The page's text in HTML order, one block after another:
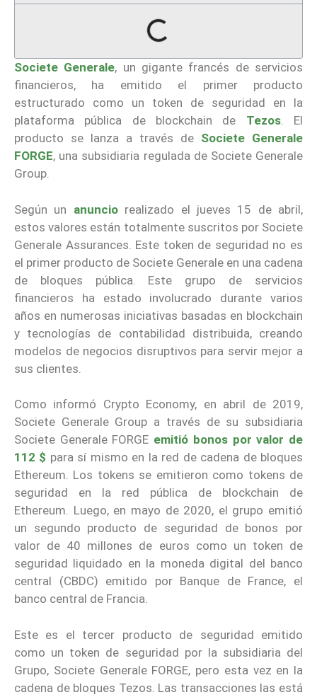
Societe Generale, un gigante francés de servicios
financieros, ha emitido el primer producto
estructurado como un token de seguridad en la
plataforma pública de blockchain de Tezos. El
producto se lanza a través de Societe Generale
FORGE, una subsidiaria regulada de Societe Generale
Group.
Según un anunciorealizado el jueves 15 de abril,
estos valores están totalmente suscritos por Societe
Generale Assurances. Este token de seguridad no es
el primer producto de Societe Generale en una cadena
de bloques pública. Este grupo de servicios
financieros ha estado involucrado durante varios
años en numerosas iniciativas basadas en blockchain
y tecnologías de contabilidad distribuida, creando
modelos de negocios disruptivos para servir mejor a
sus clientes.
Como informó Crypto Economy, en abril de 2019,
Societe Generale Group a través de su subsidiaria
Societe Generale FORGE emitió bonos por valor de
112 $ para sí mismo en la red de cadena de bloques
Ethereum. Los tokens se emitieron como tokens de
seguridad en la red pública de blockchain de
Ethereum. Luego, en mayo de 2020, el grupo emitió
un segundo producto de seguridad de bonos por
valor de 40 millones de euros como un token de
seguridad liquidado en la moneda digital del banco
central (CBDC) emitido por Banque de France, el
banco central de Francia.
Este es el tercer producto de seguridad emitido
como un token de seguridad por la subsidiaria del
Grupo, Societe Generale FORGE, pero esta vez en la
cadena de bloques Tezos. Las transacciones las está